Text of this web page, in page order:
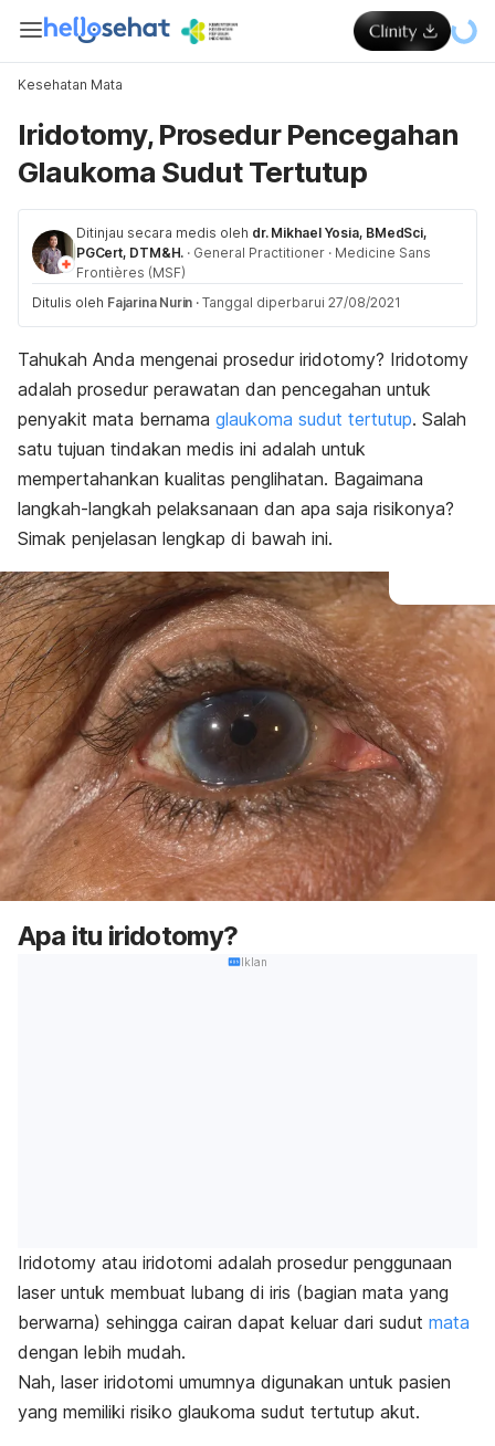
Kesehatan Mata
Iridotomy, Prosedur Pencegahan
Glaukoma Sudut Tertutup
Ditinjau secara medis oleh dr. Mikhael Yosia, BMedSci,
PGCert, DTM&H. · General Practitioner · Medicine Sans
Frontières (MSF)
Ditulis oleh Fajarina Nurin · Tanggal diperbarui 27/08/2021
Tahukah Anda mengenai prosedur iridotomy? Iridotomy
adalah prosedur perawatan dan pencegahan untuk
penyakit mata bernama glaukoma sudut tertutup. Salah
satu tujuan tindakan medis ini adalah untuk
mempertahankan kualitas penglihatan. Bagaimana
langkah-langkah pelaksanaan dan apa saja risikonya?
Simak penjelasan lengkap di bawah ini.
Apa itu iridotomy?
Iklan
Iridotomy atau iridotomi adalah prosedur penggunaan
laser untuk membuat lubang di iris (bagian mata yang
berwarna) sehingga cairan dapat keluar dari sudut mata
dengan lebih mudah.
Nah, laser iridotomi umumnya digunakan untuk pasien
yang memiliki risiko glaukoma sudut tertutup akut.